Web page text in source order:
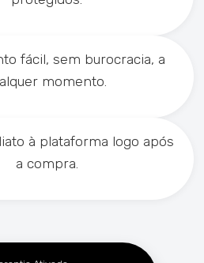
fácil, sem burocracia, a
momento.
à plataforma logo após
a compra.